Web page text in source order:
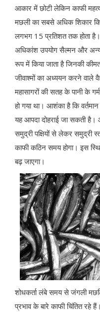
आकार में छोटी लेकिन काफी
मछली का सबसे अधिक शिकार
लगभग 15 प्रतिशत तक होता
अधिकांश उपयोग सैल्मन और अन्य
रूप में किया जाता है जिनकी
जीवाश्मों का अध्ययन करने वाले
महासागरों की सतह के पानी के
हो गया था। आशंका है कि
यह आपदा दोहराई जा सकती है।
समुद्री पक्षियों से लेकर समुद्री
काफी कठिन समय होगा। इस
बढ़ जाएगा।
शोधकर्ता लंबे समय से जंगली
प्रभाव के बारे काफी चिंतित रहे